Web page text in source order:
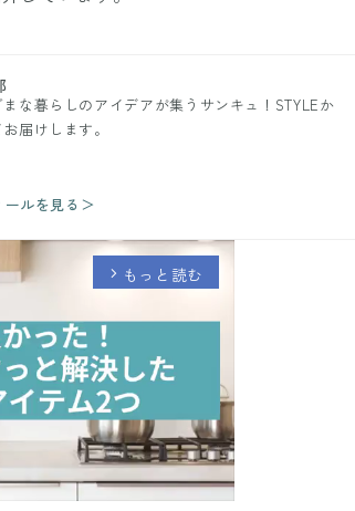
な暮らしのアイデアが集うサンキュ！STYLEか
届けします。
ルを見る＞
arrow_forward_ios もっと読む